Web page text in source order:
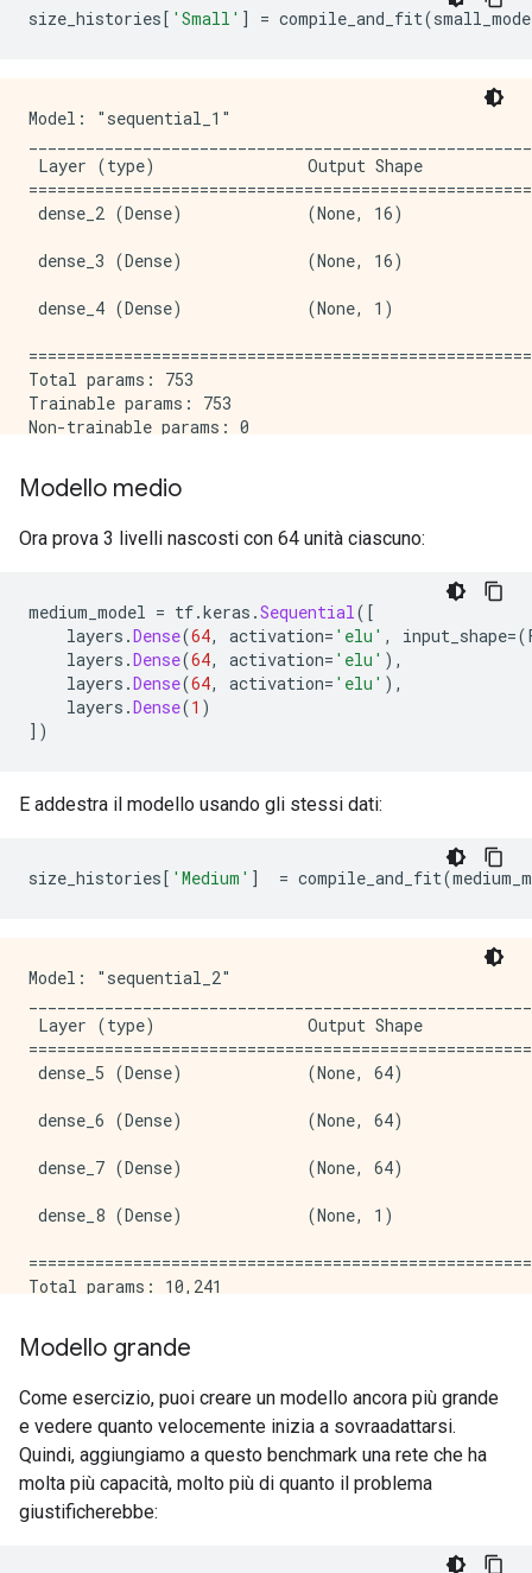
size_histories [ 'Small' ] = compile_and_fit(
Model: "sequential_1"
Layer (type)                Output Shape
dense_2 (Dense)             (None, 16)
dense_3 (Dense)             (None, 16)
dense_4 (Dense)             (None, 1)
Total params: 753
Trainable params: 753
Non-trainable params: 0
Epoch: 0, accuracy:0.4864,
Epoch: 100, accuracy:0.6386,
Epoch: 200, accuracy:0.6697,
Epoch: 300, accuracy:0.6838,
Epoch: 400, accuracy:0.6911,
Epoch: 500, accuracy:0.6930,
Modello medio
Ora prova 3 livelli nascosti con 64 unità ciascuno:
medium_model = tf.keras .Sequential([
layers .Dense(64, activation= 'elu' , input_shape=(
layers .Dense(64, activation= 'elu' ),
layers .Dense(64, activation= 'elu' ),
layers .Dense(1 )
])
E addestra il modello usando gli stessi dati:
size_histories [ 'Medium' ] = compile_and_fit(
Model: "sequential_2"
Layer (type)                Output Shape
dense_5 (Dense)             (None, 64)
dense_6 (Dense)             (None, 64)
dense_7 (Dense)             (None, 64)
dense_8 (Dense)             (None, 1)
Total params: 10,241
Non-trainable params: 0
Epoch: 0, accuracy:0.5017,
Epoch: 100, accuracy:0.7173,
Epoch: 200, accuracy:0.7884,
Modello grande
Come esercizio, puoi creare un modello ancora più grande
e vedere quanto velocemente inizia a sovraadattarsi.
Quindi, aggiungiamo a questo benchmark una rete che ha
molta più capacità, molto più di quanto il problema
giustificherebbe: